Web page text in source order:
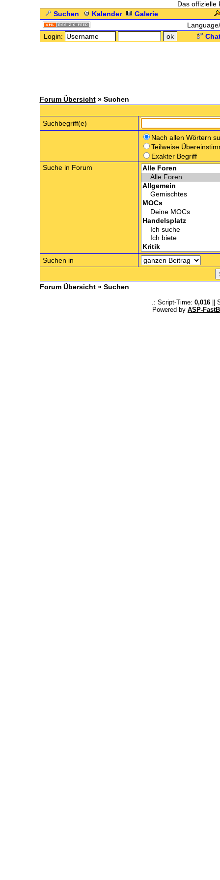
Das offizielle
Suchen
Kalender
Galerie
Login:
Forum Übersicht» Suchen
Suchbegriff(e)
Nach allen Wörtern
Teilweise
Exakter Begriff
Suche in Forum
Suchen in
Forum Übersicht» Suchen
.: Script-Time: 0,016||
Powered by ASP-